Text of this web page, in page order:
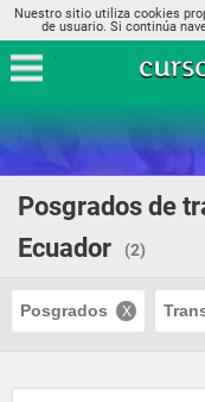
Nuestro sitio utiliza cookies
de usuario. Si continúa
Posgrados de
Ecuador
(2)
Posgrados